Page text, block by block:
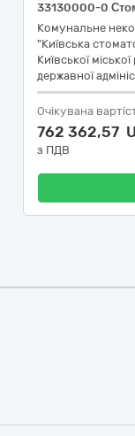
Комунальне
"Київська
Київської
державної
Очікувана
762 362,57
з ПДВ